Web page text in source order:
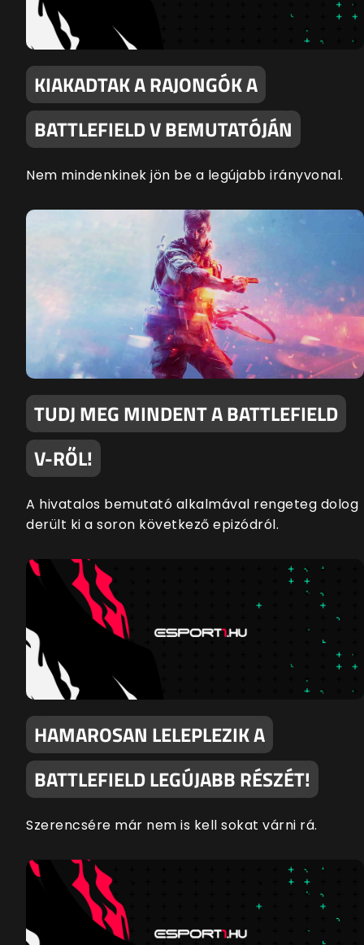
KIAKADTAK A RAJONGÓK A
BATTLEFIELD V BEMUTATÓJÁN
Nem mindenkinek jön be a legújabb irányvonal.
TUDJ MEG MINDENT A BATTLEFIELD
V-RŐL!
A hivatalos bemutató alkalmával rengeteg dolog
derült ki a soron következő epizódról.
HAMAROSAN LELEPLEZIK A
BATTLEFIELD LEGÚJABB RÉSZÉT!
Szerencsére már nem is kell sokat várni rá.